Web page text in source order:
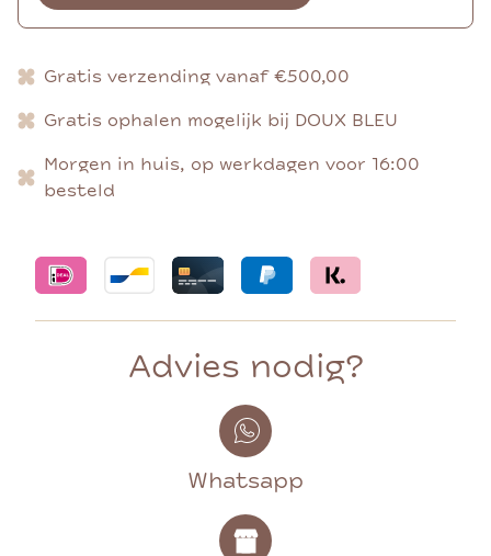
Gratis verzending vanaf €500,00
Gratis ophalen mogelijk bij DOUX BLEU
Morgen in huis, op werkdagen voor 16:00
besteld
Advies nodig?
Whatsapp